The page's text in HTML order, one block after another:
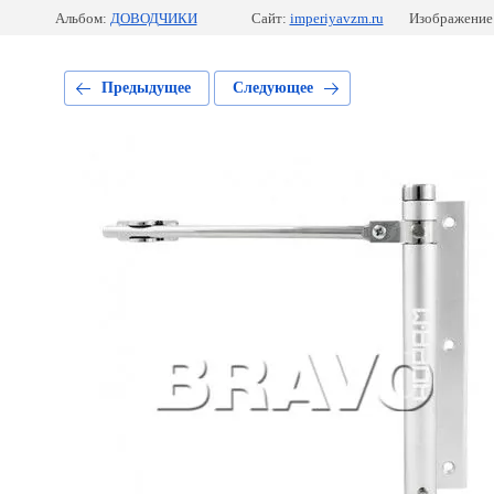
Альбом: ДОВОДЧИКИ Сайт: imperiyavzm.ru
Предыдущее Следующее